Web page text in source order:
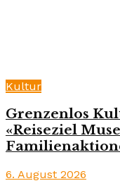
Kultur
Grenzenlos
«Reiseziel
6. August 2026